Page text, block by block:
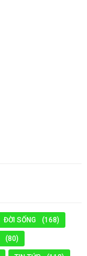
ĐỜI SỐNG (168)
(80)